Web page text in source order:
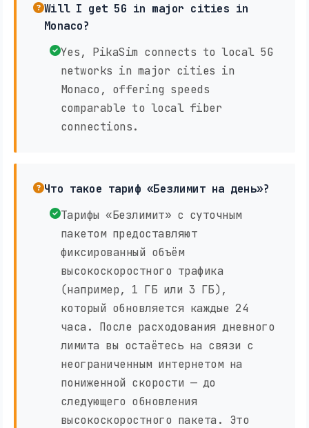
Will I get 5G in major cities in
Monaco?
Yes, PikaSim connects to local 5G
networks in major cities in
Monaco, offering speeds
comparable to local fiber
connections.
Что такое тариф «Безлимит на день»?
Тарифы «Безлимит» с суточным
пакетом предоставляют
фиксированный объём
высокоскоростного трафика
(например, 1 ГБ или 3 ГБ),
который обновляется каждые 24
часа. После расходования дневного
лимита вы остаётесь на связи с
неограниченным интернетом на
пониженной скорости — до
следующего обновления
высокоскоростного пакета. Это